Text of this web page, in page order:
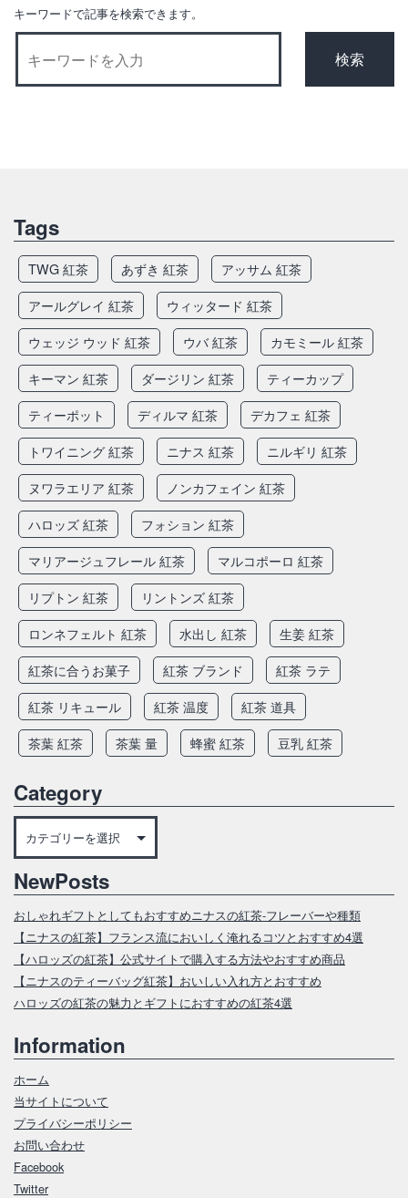
ン
キーワードで記事を検索できます。
Tags
TWG 紅茶 あずき 紅茶
アッサム 紅茶
アールグレイ 紅茶
ウィッタード 紅茶
ウェッジ ウッド 紅茶
ウバ 紅茶
カモミール 紅茶
キーマン 紅茶
ダージリン 紅茶
ティーカップ
ティーポット
ディルマ 紅茶
デカフェ 紅茶
トワイニング 紅茶
ニナス 紅茶
ニルギリ 紅茶
ヌワラエリア 紅茶
ノンカフェイン 紅茶
ハロッズ 紅茶
フォション 紅茶
マリアージュフレール 紅茶
マルコポーロ 紅茶
リプトン 紅茶
リントンズ 紅茶
ロンネフェルト 紅茶
水出し 紅茶
生姜 紅茶
紅茶に合うお菓子
紅茶 ブランド
紅茶 ラテ
紅茶 リキュール
紅茶 温度
紅茶 道具
茶葉 紅茶
茶葉 量 蜂蜜 紅茶 豆乳 紅茶
Category
NewPosts
おしゃれギフトとしてもおすすめニナスの紅茶‐フレーバーや種類
【ニナスの紅茶】フランス流においしく淹れるコツとおすすめ4選
【ハロッズの紅茶】公式サイトで購入する方法やおすすめ商品
【ニナスのティーバッグ紅茶】おいしい入れ方とおすすめ
ハロッズの紅茶の魅力とギフトにおすすめの紅茶4選
Information
ホーム
当サイトについて
プライバシーポリシー
お問い合わせ
Facebook
Twitter